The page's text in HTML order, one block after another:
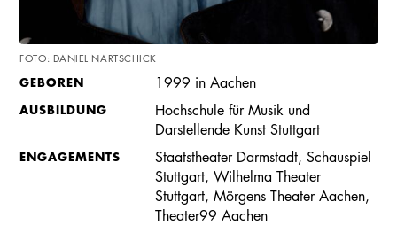
GEBOREN 1999 in Aachen
AUSBILDUNG
Hochschule für Musik und
Darstellende Kunst Stuttgart
ENGAGEMENTS
Staatstheater Darmstadt, Schauspiel
Stuttgart, Wilhelma Theater
Stuttgart, Mörgens Theater Aachen,
Theater99 Aachen
FOTO: DANIEL NARTSCHICK